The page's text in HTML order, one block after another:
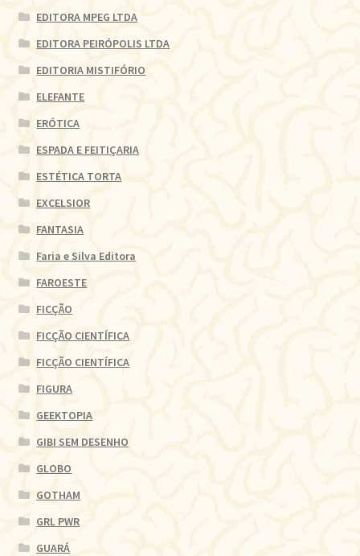
EDITORA MPEG LTDA
EDITORA PEIRÓPOLIS LTDA
EDITORIA MISTIFÓRIO
ELEFANTE
ERÓTICA
ESPADA E FEITIÇARIA
ESTÉTICA TORTA
EXCELSIOR
FANTASIA
Faria e Silva Editora
FAROESTE
FICÇÃO
FICÇÃO CIENTÍFICA
FICÇÃO CIENTÍFICA
FIGURA
GEEKTOPIA
GIBI SEM DESENHO
GLOBO
GOTHAM
GRL PWR
GUARÁ